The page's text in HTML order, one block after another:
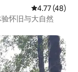
平均评分
4.77 (48)
怀旧与大自然